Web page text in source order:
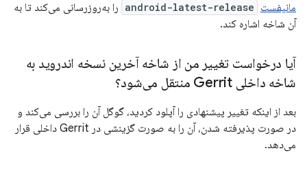
مانیفست android-latest-release را به‌روزرسانی می‌کند تا به
آن شاخه اشاره کند.
آیا درخواست تغییر من از شاخه آخرین نسخه اندروید به
شاخه داخلی Gerrit منتقل می‌شود؟
بعد از اینکه تغییر پیشنهادی را آپلود کردید، گوگل آن را بررسی می‌کند و
در صورت پذیرفته شدن، آن را به صورت گزینشی در Gerrit داخلی قرار
می‌دهد.